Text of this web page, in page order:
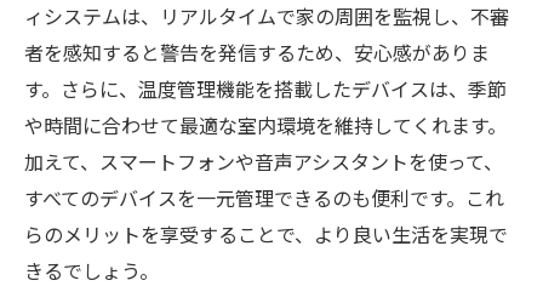
ィシステムは、リアルタイムで家の周囲を監視し、不審
者を感知すると警告を発信するため、安心感がありま
す。さらに、温度管理機能を搭載したデバイスは、季節
や時間に合わせて最適な室内環境を維持してくれます。
加えて、スマートフォンや音声アシスタントを使って、
すべてのデバイスを一元管理できるのも便利です。これ
らのメリットを享受することで、より良い生活を実現で
きるでしょう。